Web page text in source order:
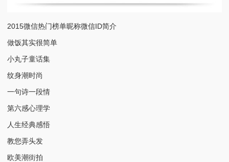
2015微信热门榜单昵称微信ID简介
做饭其实很简单
小丸子童话集
纹身潮时尚
一句诗一段情
第六感心理学
人生经典感悟
教您弄头发
欧美潮街拍